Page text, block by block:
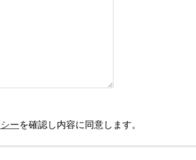
ーを確認し内容に同意します。